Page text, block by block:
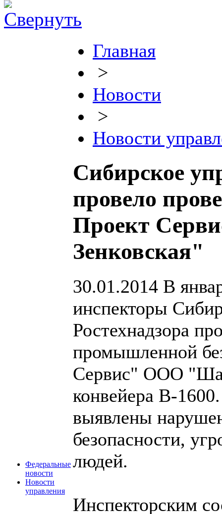
Федеральные
новости
Новости
управления
Главная
>
Новости
>
Новости
Сибирское
провело
Проект
Зенковская"
30.01.2014 В
инспекторы
Ростехнадзора
промышленной
Сервис" ООО
конвейера В-
выявлены
безопасности,
людей.
Инспекторским